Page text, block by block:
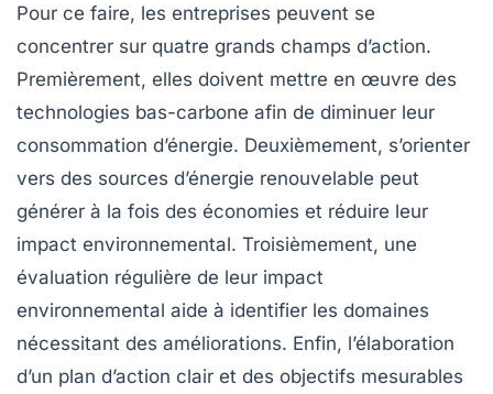
Pour ce faire, les entreprises peuvent se
concentrer sur quatre grands champs d’action.
Premièrement, elles doivent mettre en œuvre des
technologies bas-carbone afin de diminuer leur
consommation d’énergie. Deuxièmement, s’orienter
vers des sources d’énergie renouvelable peut
générer à la fois des économies et réduire leur
impact environnemental. Troisièmement, une
évaluation régulière de leur impact
environnemental aide à identifier les domaines
nécessitant des améliorations. Enfin, l’élaboration
d’un plan d’action clair et des objectifs mesurables